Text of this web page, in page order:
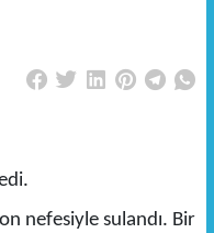
nefesiyle sulandı. Bir